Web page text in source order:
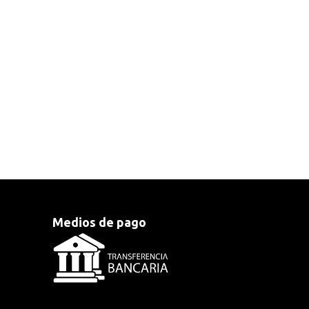
Medios de pago